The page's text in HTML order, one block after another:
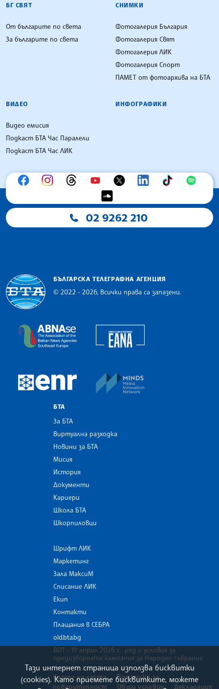
БГ СВЯТ
От българите по света
За българите по света
СНИМКИ
Фотогалерия България
Фотогалерия Свят
Фотогалерия ЛИК
Фотогалерия Спорт
ПАМЕТ от фотоархива на БТА
ВИДЕО
Видео емисия
Подкаст БТА Час Паралели
Подкаст БТА Час ЛИК
ИНФОГРАФИКИ
02 9262 210
БЪЛГАРСКА ТЕЛЕГРАФНА АГЕНЦИЯ
© 2022 - 2026, Всички права са запазени.
The Assocoation of the Balkan News Agencies
European Newsroom
БТА
За БТА
Виртуална разходка
Новини за БТА
Мисия
История
Документи
Кариери
Школа БТА
Шкорпиловци
Шрифт ЛИК
Маркетинг
Зала МаксиМ
Списание ЛИК
Екип
Контакти
Плащания в СЕБРА
old.bta.bg
ВОТ - 19 април 2026 г . ред и условия за
предизборната кампания за Народно събрание
Карта на сайта
Политика за
поверителност
Общи условия Декларация
Тази интернет страница използва бисквитки
(cookies). Като приемете бисквитките, можете